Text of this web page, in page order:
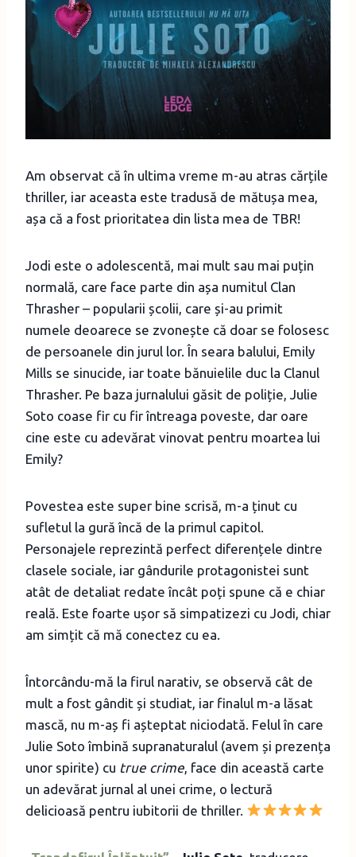
Am observat că în ultima vreme m-au atras cărțile
thriller, iar aceasta este tradusă de mătușa mea,
așa că a fost prioritatea din lista mea de TBR!
Jodi este o adolescentă, mai mult sau mai puțin
normală, care face parte din așa numitul Clan
Thrasher – popularii școlii, care și-au primit
numele deoarece se zvonește că doar se folosesc
de persoanele din jurul lor. În seara balului, Emily
Mills se sinucide, iar toate bănuielile duc la Clanul
Thrasher. Pe baza jurnalului găsit de poliție, Julie
Soto coase fir cu fir întreaga poveste, dar oare
cine este cu adevărat vinovat pentru moartea lui
Emily?
Povestea este super bine scrisă, m-a ținut cu
sufletul la gură încă de la primul capitol.
Personajele reprezintă perfect diferențele dintre
clasele sociale, iar gândurile protagonistei sunt
atât de detaliat redate încât poți spune că e chiar
reală. Este foarte ușor să simpatizezi cu Jodi, chiar
am simțit că mă conectez cu ea.
Întorcându-mă la firul narativ, se observă cât de
mult a fost gândit și studiat, iar finalul m-a lăsat
mască, nu m-aș fi așteptat niciodată. Felul în care
Julie Soto îmbină supranaturalul (avem și prezența
unor spirite) cu true crime , face din această carte
un adevărat jurnal al unei crime, o lectură
delicioasă pentru iubitorii de thriller.